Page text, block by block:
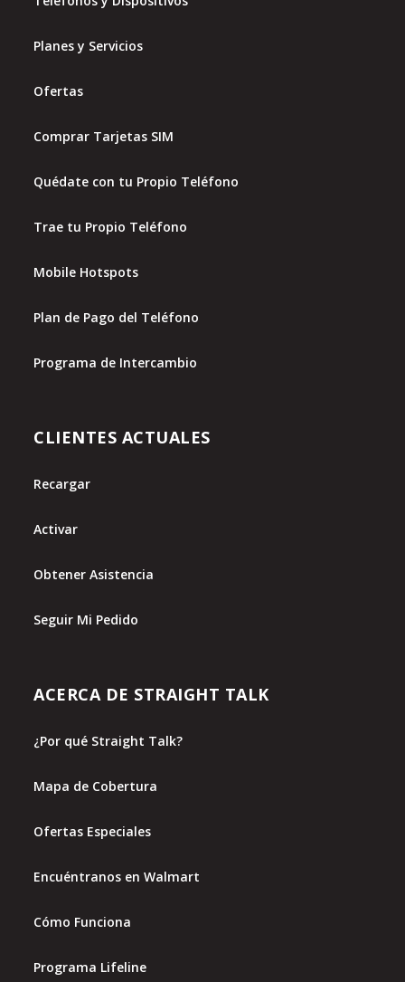
Planes y Servicios
Ofertas
Comprar Tarjetas SIM
Quédate con tu Propio Teléfono
Trae tu Propio Teléfono
Mobile Hotspots
Plan de Pago del Teléfono
Programa de Intercambio
CLIENTES ACTUALES
Recargar
Activar
Obtener Asistencia
Seguir Mi Pedido
ACERCA DE STRAIGHT TALK
¿Por qué Straight Talk?
Mapa de Cobertura
Ofertas Especiales
Encuéntranos en Walmart
Cómo Funciona
Programa Lifeline